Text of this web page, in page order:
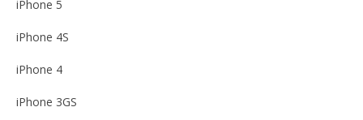
iPhone 5
iPhone 4S
iPhone 4
iPhone 3GS